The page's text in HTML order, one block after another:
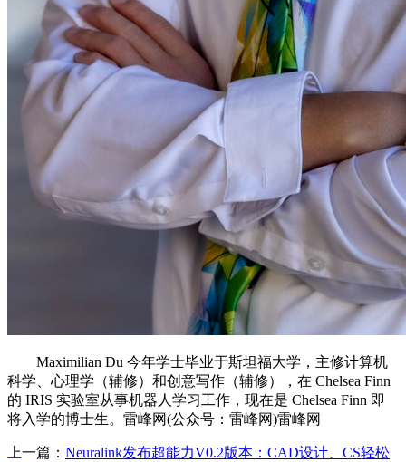
Maximilian Du 今年学士毕业于斯坦福大学，主修计算机
科学、心理学（辅修）和创意写作（辅修），在 Chelsea Finn
的 IRIS 实验室从事机器人学习工作，现在是 Chelsea Finn 即
将入学的博士生。雷峰网(公众号：雷峰网)雷峰网
上一篇： Neuralink发布超能力V0.2版本：CAD设计、CS轻松